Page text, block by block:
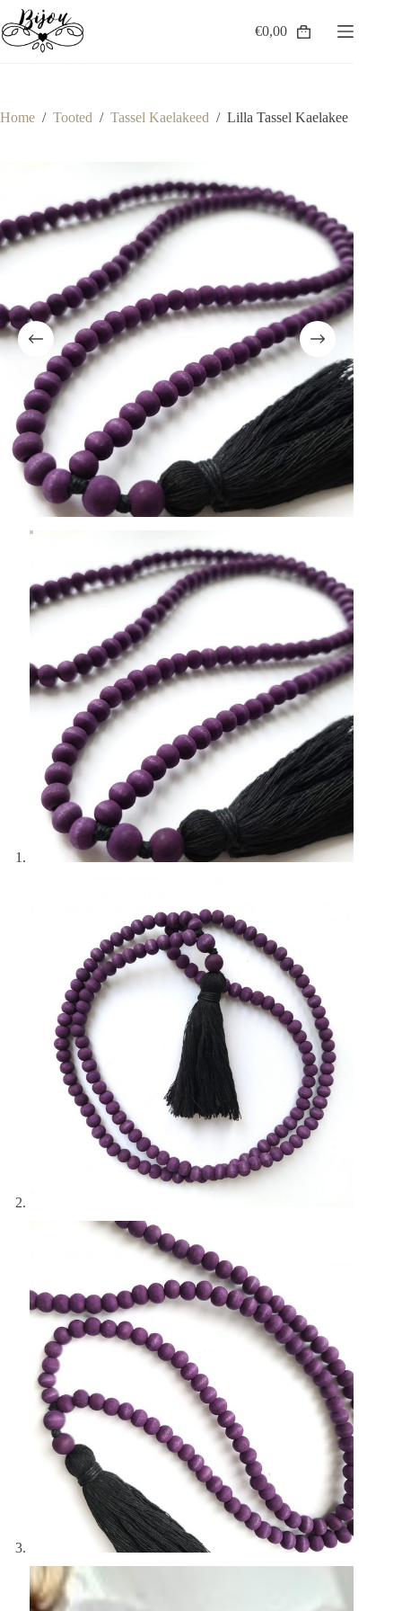
Skip
to
content
Shopping
€0,00
Home / Tooted / Tassel Kaelakeed / Lilla Tassel Kaelakee